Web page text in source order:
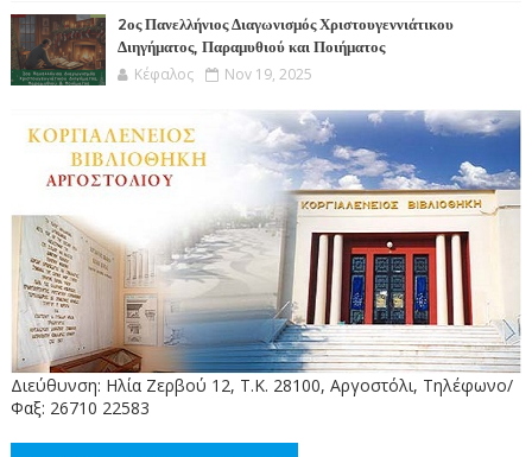
2ος Πανελλήνιος Διαγωνισμός Χριστουγεννιάτικου
Διηγήματος, Παραμυθιού και Ποιήματος
Κέφαλος Nov 19, 2025
Διεύθυνση: Ηλία Ζερβού 12, Τ.Κ. 28100, Αργοστόλι, Τηλέφωνο/
Φαξ: 26710 22583